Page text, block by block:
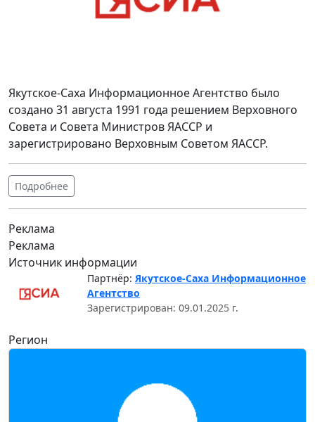
Якутское-Саха Информационное Агентство было
создано 31 августа 1991 года решением Верховного
Совета и Совета Министров ЯАССР и
зарегистрировано Верховным Советом ЯАССР.
Подробнее
Реклама
Реклама
Источник информации
Партнёр: Якутское-Саха Информационное
Агентство
Зарегистрирован: 09.01.2025 г.
Регион